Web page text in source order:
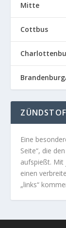
Mitte
Cottbus
Eine
Seite“, die
aufspießt.
einen
„links“